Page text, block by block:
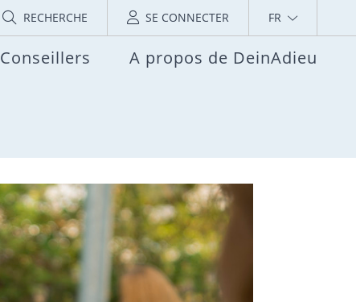
RECHERCHE SE CONNECTER FR
Conseillers A propos de DeinAdieu